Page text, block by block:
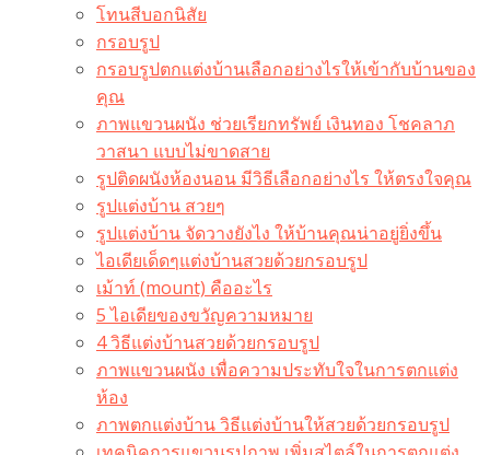
โทนสีบอกนิสัย
กรอบรูป
กรอบรูปตกแต่งบ้านเลือกอย่างไรให้เข้ากับบ้านของ
คุณ
ภาพแขวนผนัง ช่วยเรียกทรัพย์ เงินทอง โชคลาภ
วาสนา แบบไม่ขาดสาย
รูปติดผนังห้องนอน มีวิธีเลือกอย่างไร ให้ตรงใจคุณ
รูปแต่งบ้าน สวยๆ
รูปแต่งบ้าน จัดวางยังไง ให้บ้านคุณน่าอยู่ยิ่งขึ้น
ไอเดียเด็ดๆแต่งบ้านสวยด้วยกรอบรูป
เม้าท์ (mount) คืออะไร​
5 ไอเดียของขวัญความหมาย
4 วิธีแต่งบ้านสวยด้วยกรอบรูป
ภาพแขวนผนัง เพื่อความประทับใจในการตกแต่ง
ห้อง
ภาพตกแต่งบ้าน วิธีแต่งบ้านให้สวยด้วยกรอบรูป